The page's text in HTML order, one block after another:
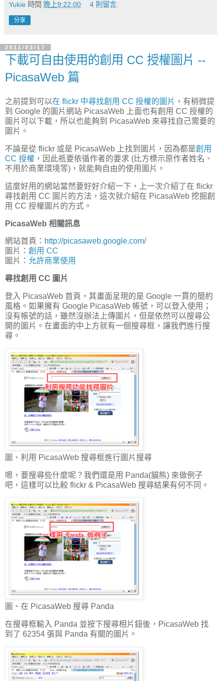
Yukie 時間 晚上9:22:00 4 則留言:
分享
2011/03/17
下載可自由使用的創用 CC 授權圖片 --
PicasaWeb 篇
之前提到可以在 flickr 中尋找創用 CC 授權的圖片 ，有稍微提
到 Google 的圖片網站 PicasaWeb 上面也有創用 CC 授權的
圖片可以下載，所以也能夠到 PicasaWeb 來尋找自己需要的
圖片。
不論是從 flickr 或是 PicasaWeb 上找到圖片，因為都是創用
CC 授權 ，因此祇要依循作者的要求 (比方標示原作者姓名、
不用於商業環境等)，就能夠自由的使用圖片。
這麼好用的網站當然要好好介紹一下，上一次介紹了在 flickr
尋找創用 CC 圖片的方法，這次就介紹在 PicasaWeb 挖掘創
用 CC 授權圖片的方式。
PicasaWeb 相關訊息
網站首頁： http://picasaweb.google.com/
圖片： 創用 CC
圖片： 允許商業使用
尋找創用 CC 圖片
登入 PicasaWeb 首頁，其畫面呈現的是 Google 一貫的簡約
風格。如果擁有 Google PicasaWeb 帳號，可以登入使用；
沒有帳號的話，雖然沒辦法上傳圖片，但是依然可以搜尋公
開的圖片。在畫面的中上方就有一個搜尋框，讓我們進行搜
尋。
圖、利用 PicasaWeb 搜尋框進行圖片搜尋
嗯，要搜尋些什麼呢？我們還是用 Panda(貓熊) 來做例子
吧，這樣可以比較 flickr & PicasaWeb 搜尋結果有何不同。
圖、在 PicasaWeb 搜尋 Panda
在搜尋框輸入 Panda 並按下搜尋相片鈕後，PicasaWeb 找
到了 62354 張與 Panda 有關的圖片。